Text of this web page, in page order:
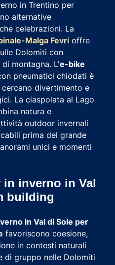
in Trentino per
alternative
celebrazioni. La
Malga Fevri offre
Dolomiti con
montagna. L'e-bike
pneumatici chiodati è
divertimento e
La ciaspolata al Lago
natura e
outdoor invernali
prima del grande
unici e momenti
inverno in Val
building
in Val di Sole per
favoriscono coesione,
in contesti naturali
di gruppo nelle Dolomiti